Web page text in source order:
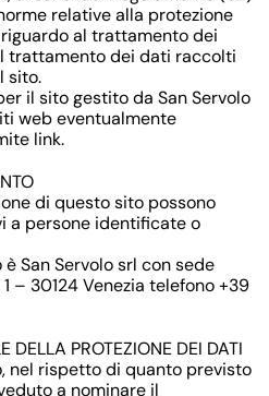
relative alla protezione
al trattamento dei
trattamento dei dati raccolti
sito.
il sito gestito da San Servolo
web eventualmente
link.
di questo sito possono
a persone identificate o
San Servolo srl con sede
1 – 30124 Venezia telefono +39
DELLA PROTEZIONE DEI DATI
nel rispetto di quanto previsto
a nominare il